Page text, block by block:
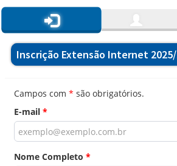
Inscrição Extensão Internet
Campos com * são obrigatórios.
E-mail *
Nome Completo *